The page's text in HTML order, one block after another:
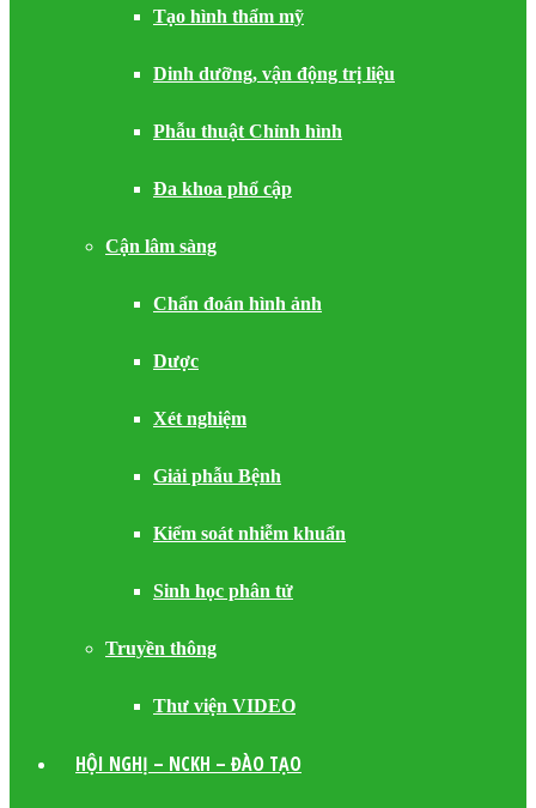
Tạo hình thẩm mỹ
Dinh dưỡng, vận động trị liệu
Phẫu thuật Chỉnh hình
Đa khoa phổ cập
Cận lâm sàng
Chẩn đoán hình ảnh
Dược
Xét nghiệm
Giải phẫu Bệnh
Kiểm soát nhiễm khuẩn
Sinh học phân tử
Truyền thông
Thư viện VIDEO
HỘI NGHỊ – NCKH – ĐÀO TẠO